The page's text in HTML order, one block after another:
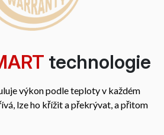
technologie
výkon podle teploty v každém
lze ho křížit a překrývat, a přitom